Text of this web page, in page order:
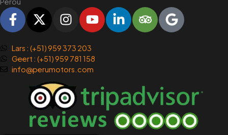
F
a
c
e
b
o
X
-
t
w
i
t
t
e
r
I
n
t
a
g
r
a
m
Y
o
u
u
b
e
L
i
n
n
-
i
T
r
i
v
i
s
o
G
o
o
Lars : (+51) 959 373 203
Geert : (+51) 959 781 158
info@perumotors.com